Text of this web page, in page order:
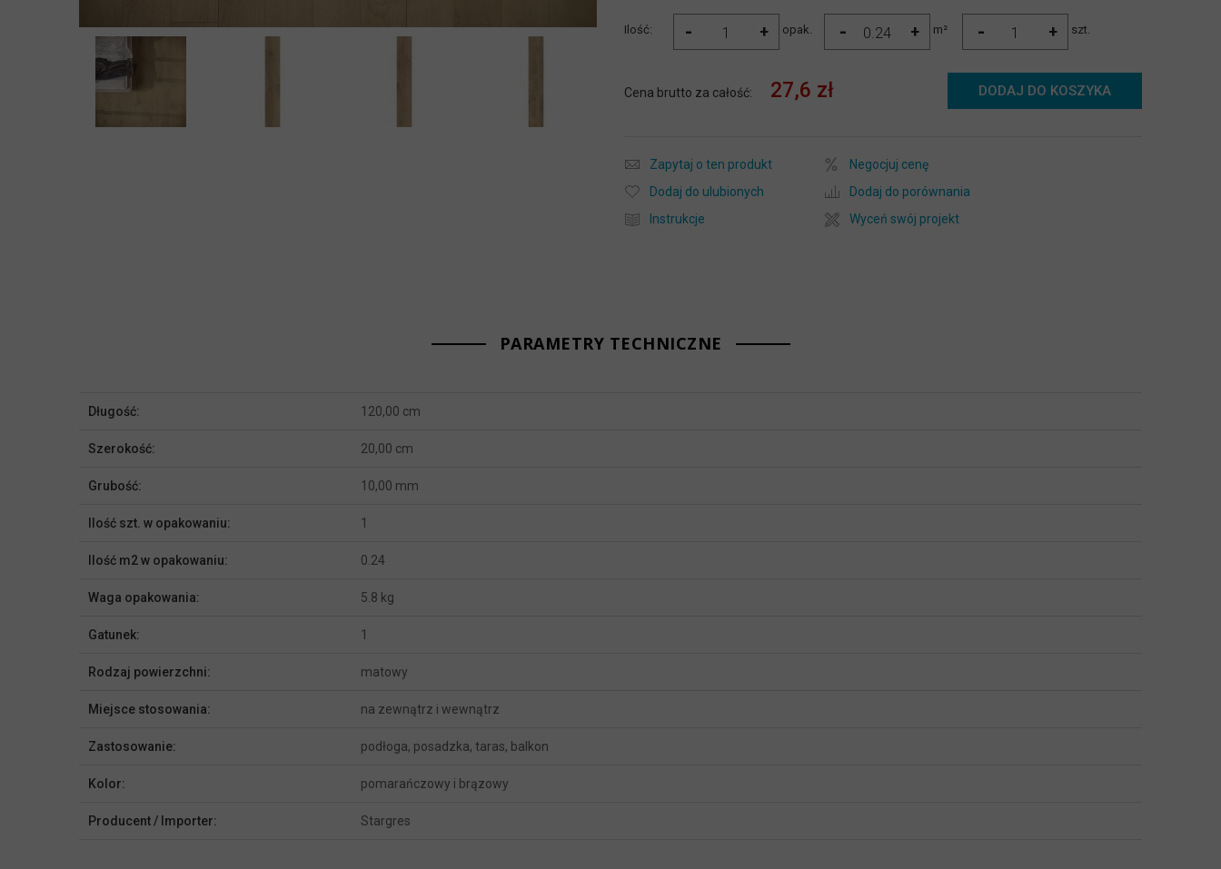
Ilość: - + opak. - + m² - + szt.
Cena brutto za całość: 27,6 zł DODAJ DO KOSZYKA
Zapytaj o ten produkt
Negocjuj cenę
Dodaj do ulubionych
Dodaj do porównania
Instrukcje
Wyceń swój projekt
PARAMETRY TECHNICZNE
Długość: 120,00 cm
Szerokość: 20,00 cm
Grubość: 10,00 mm
Ilość szt. w opakowaniu: 1
Ilość m2 w opakowaniu: 0.24
Waga opakowania: 5.8 kg
Gatunek: 1
Rodzaj powierzchni: matowy
Miejsce stosowania: na zewnątrz i wewnątrz
Zastosowanie: podłoga, posadzka, taras, balkon
Kolor: pomarańczowy i brązowy
Producent / Importer: Stargres